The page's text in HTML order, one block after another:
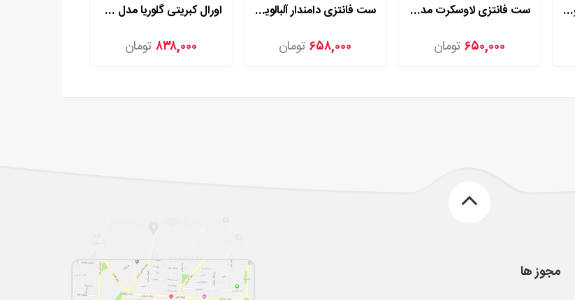
کاستوم پرستاری توری لاوسکرت مدل 2250 ست فانتزی لاوسکرت مدل 2055
۶۵۰,۰۰۰تومان
ست فانتزی دامندار آلبالویی گلوریا مدل 6928
۶۵۸,۰۰۰تومان
اورال کبریتی گلوریا مدل 741
۸۳۸,۰۰۰تومان
مجوز ها